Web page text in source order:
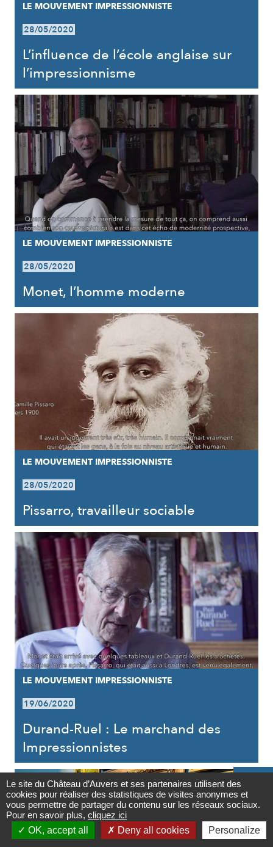
Contact

Newsletter
LE MOUVEMENT IMPRESSIONNISTE
28/05/2020
L’influence de l’école anglaise sur
l’impressionnisme
LE MOUVEMENT IMPRESSIONNISTE
28/05/2020
Monet, l’homme moderne
LE MOUVEMENT IMPRESSIONNISTE
28/05/2020
Pissarro, travailleur sociable
LE MOUVEMENT IMPRESSIONNISTE
19/06/2020
Durand-Ruel : Le marchand des
Impressionnistes
Le site du Château d’Auvers et ses partenaires utilisent des
cookies pour réaliser des statistiques de visites anonymes et
vous permettre de partager du contenu sur les réseaux sociaux.
Pour en savoir plus, cliquez ici
OK, accept all
Deny all cookies Personalize